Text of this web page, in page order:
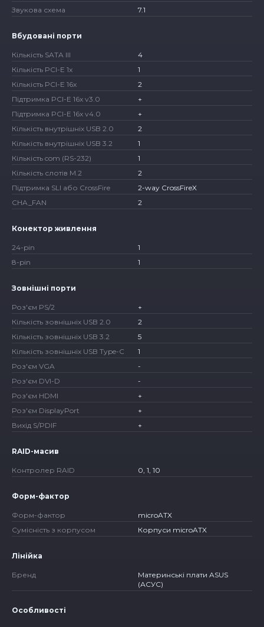
Звукова схема
7.1
Вбудовані порти
Кількість SATA III
4
Кількість PCI-E 1x
1
Кількість PCI-E 16x
2
Підтримка PCI-E 16x v3.0
+
Підтримка PCI-E 16x v4.0
+
Кількість внутрішніх USB 2.0
2
Кількість внутрішніх USB 3.2
1
Кількість com (RS-232)
1
Кількість слотів M.2
2
Підтримка SLI або CrossFire
2-way CrossFireX
CHA_FAN
2
Конектор живлення
24-pin
1
8-pin
1
Зовнішні порти
Роз'єм PS/2
+
Кількість зовнішніх USB 2.0
2
Кількість зовнішніх USB 3.2
5
Кількість зовнішніх USB Type-C
1
Роз'єм VGA
-
Роз'єм DVI-D
-
Роз'єм HDMI
+
Роз'єм DisplayPort
+
Вихід S/PDIF
+
RAID-масив
Контролер RAID 0, 1, 10
Форм-фактор
Форм-фактор
microATX
Сумісність з корпусом
Корпуси microATX
Лінійка
Бренд
Материнські плати ASUS
(АСУС)
Особливості